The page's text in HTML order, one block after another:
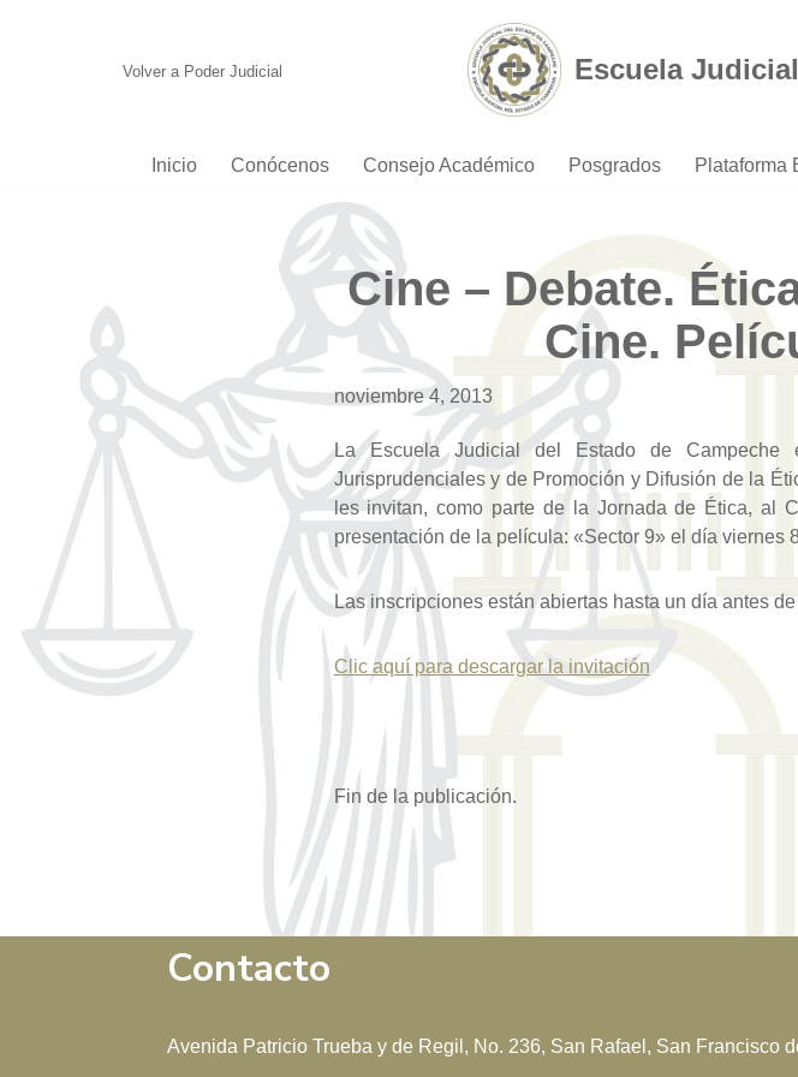
Volver a Poder Judicial Escuela
Inicio Conócenos Consejo Académico Posgrados Plataforma
Cine – Debate.
Cine.
noviembre 4, 2013
La Escuela Judicial del Estado de Campeche
Jurisprudenciales y de Promoción y Difusión de la
les invitan, como parte de la Jornada de Ética, al
presentación de la película: «Sector 9» el día viernes
Las inscripciones están abiertas hasta un día antes
Clic aquí para descargar la invitación
Fin de la publicación.
Contacto
Avenida Patricio Trueba y de Regil, No. 236, San Rafael, San Francisco